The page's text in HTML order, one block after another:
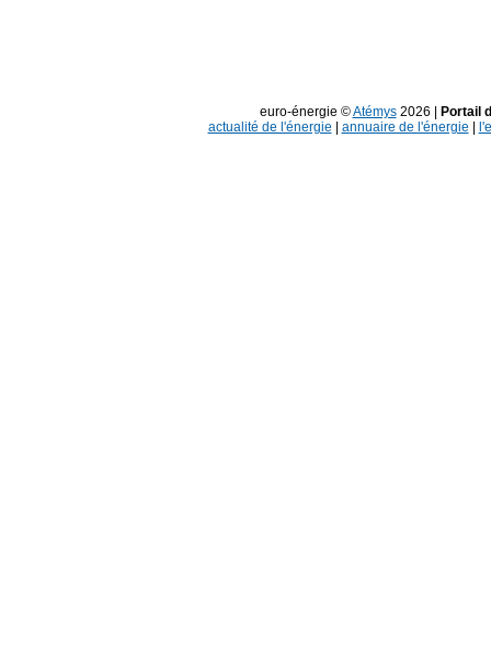
euro-énergie ©Atémys2026 |
Portail
actualité de l'énergie
annuaire de l'énergie